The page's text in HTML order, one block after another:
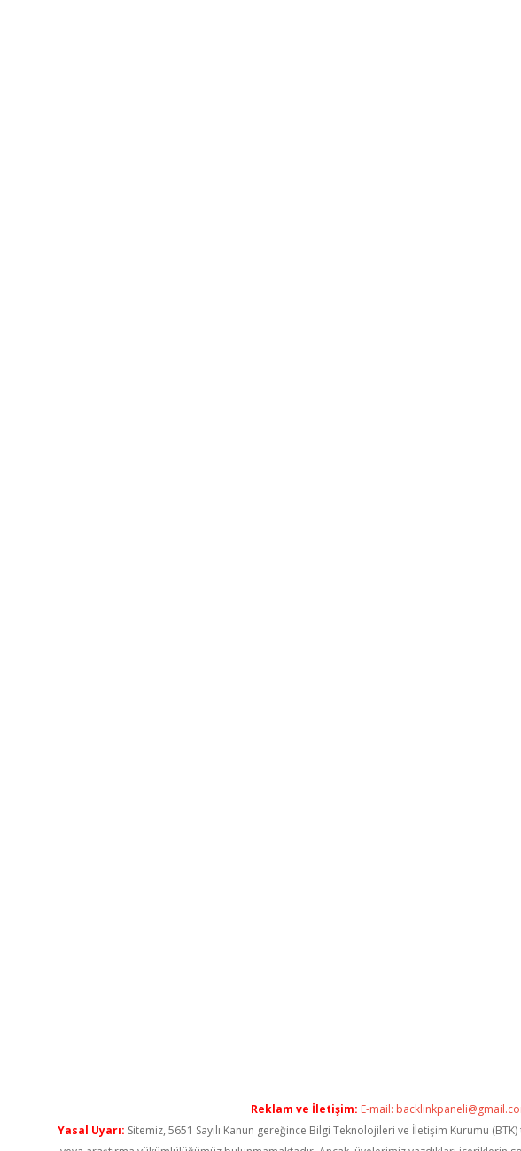
Reklam ve İletişim: E-mail:
Yasal Uyarı: Sitemiz, 5651 Sayılı Kanun gereğince Bilgi Teknolojileri ve İletişim Kurumu